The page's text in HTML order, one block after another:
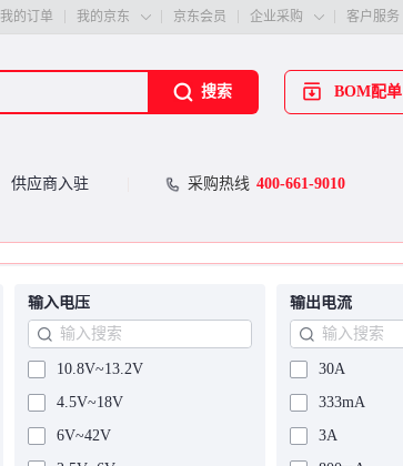
我的订单 我的京东  京东会员 企业采购  客户服务
搜索 BOM配单
供应商入驻 采购热线 400-661-9010
输入电压
10.8V~13.2V
4.5V~18V
6V~42V
输出电流
30A
333mA
3A